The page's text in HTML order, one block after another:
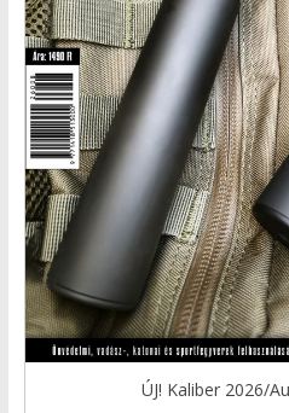
ÚJ! Kaliber 2026/